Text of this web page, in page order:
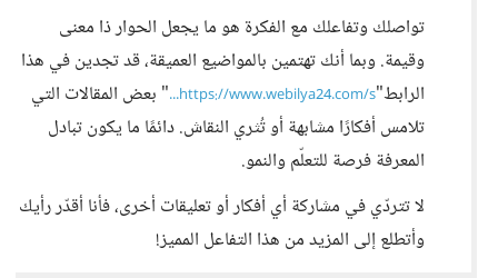
تواصلك وتفاعلك مع الفكرة هو ما يجعل الحوار ذا معنى
وقيمة. وبما أنك تهتمين بالمواضيع العميقة، قد تجدين في هذا
الرابط"https://www.webilya24.com/s... " بعض المقالات التي
تلامس أفكارًا مشابهة أو تُثري النقاش. دائمًا ما يكون تبادل
المعرفة فرصة للتعلّم والنمو.
لا تتردّي في مشاركة أي أفكار أو تعليقات أخرى، فأنا أقدّر رأيك
وأتطلع إلى المزيد من هذا التفاعل المميز!